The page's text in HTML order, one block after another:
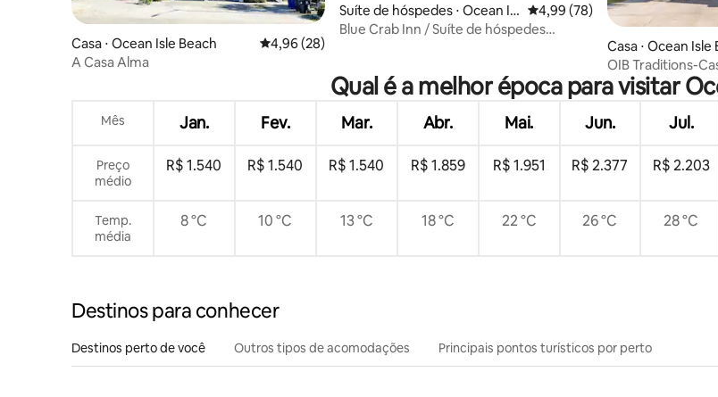
Casa ⋅ Ocean Isle Beach 4,96 de uma avaliação média de 5, 28 avaliações
4,96 (28)
A Casa Alma
Suíte de hóspedes ⋅ Ocean Isl
e Beach
4,99 de uma avaliação média
4,99 (78)
Blue Crab Inn / Suíte de hóspedes
Casa ⋅ Ocean Isle
OIB Traditions-
king size/doca!
Qual é a melhor época para visitar
Mês Jan. Fev. Mar. Abr. Mai. Jun. Jul.
Preço
médio
R$ 1.540 R$ 1.540 R$ 1.540 R$ 1.859 R$ 1.951 R$ 2.377 R$ 2.203
Temp.
média
8 °C 10 °C 13 °C 18 °C 22 °C 26 °C 28 °C
Destinos para conhecer
Destinos perto de você Outros tipos de acomodações Principais pontos turísticos por perto